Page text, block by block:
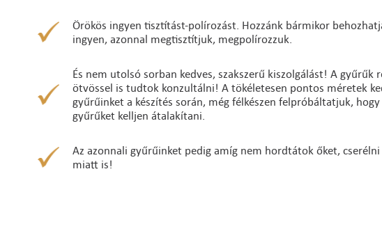
Örökös ingyen tisztítást-polírozást. Hozzánk bármikor
ingyen, azonnal megtisztítjuk, megpolírozzuk.
És nem utolsó sorban kedves, szakszerű kiszolgálást! A gyűrűk
ötvössel is tudtok konzultálni! A tökéletesen pontos méretek
gyűrűinket a készítés során, még félkészen felpróbáltatjuk,
gyűrűket kelljen átalakítani.
Az azonnali gyűrűinket pedig amíg nem hordtátok őket,
miatt is!